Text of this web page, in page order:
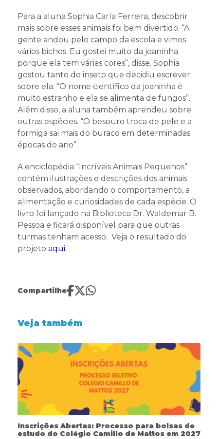
Para a aluna Sophia Carla Ferreira, descobrir
mais sobre esses animais foi bem divertido. “A
gente andou pelo campo da escola e vimos
vários bichos. Eu gostei muito da joaninha
porque ela tem várias cores”, disse. Sophia
gostou tanto do inseto que decidiu escrever
sobre ela. “O nome científico da joaninha é
muito estranho e ela se alimenta de fungos”.
Além disso, a aluna também aprendeu sobre
outras espécies. “O besouro troca de pele e a
formiga sai mais do buraco em determinadas
épocas do ano”.
A enciclopédia “Incríveis Animais Pequenos”
contém ilustrações e descrições dos animais
observados, abordando o comportamento, a
alimentação e curiosidades de cada espécie. O
livro foi lançado na Biblioteca Dr. Waldemar B.
Pessoa e ficará disponível para que outras
turmas tenham acesso. Veja o resultado do
projeto aqui.
Compartilhe
Veja também
Inscrições Abertas: Processo para bolsas de
estudo do Colégio Camillo de Mattos em 2027